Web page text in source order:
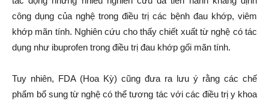
công dụng của nghệ trong điều trị các bệnh đau khớp, viêm
khớp mãn tính. Nghiên cứu cho thấy chiết xuất từ nghệ có tác
dụng như ibuprofen trong điều trị đau khớp gối mãn tính.
Tuy nhiên, FDA (Hoa Kỳ) cũng đưa ra lưu ý rằng các chế
phẩm bổ sung từ nghệ có thể tương tác với các điều trị y khoa